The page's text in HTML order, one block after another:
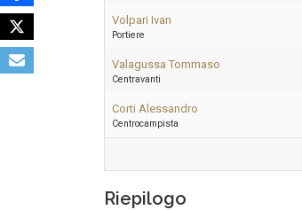
Volpari Ivan
Portiere
Valagussa Tommaso
Centravanti
Corti Alessandro
Centrocampista
Riepilogo